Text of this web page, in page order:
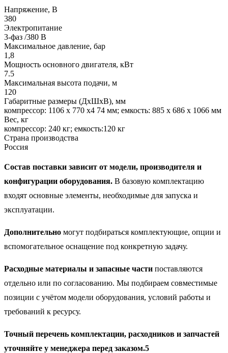
Напряжение, В
380
Электропитание
3-фаз /380 В
Максимальное давление, бар
1,8
Мощность основного двигателя, кВт
7.5
Максимальная высота подачи, м
120
Габаритные размеры (ДхШхВ), мм
компрессор: 1106 х 770 х4 74 мм; емкость: 885 х 686 х 1066 мм
Вес, кг
компрессор: 240 кг; емкость:120 кг
Страна производства
Россия
Состав поставки зависит от модели, производителя и
конфигурации оборудования. В базовую комплектацию
входят основные элементы, необходимые для запуска и
эксплуатации.
Дополнительно могут подбираться комплектующие, опции и
вспомогательное оснащение под конкретную задачу.
Расходные материалы и запасные части поставляются
отдельно или по согласованию. Мы подбираем совместимые
позиции с учётом модели оборудования, условий работы и
требований к ресурсу.
Точный перечень комплектации, расходников и запчастей
уточняйте у менеджера перед заказом.5